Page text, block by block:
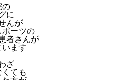
の
に
んが
ポーツの
者さんが
います
ざ
ても